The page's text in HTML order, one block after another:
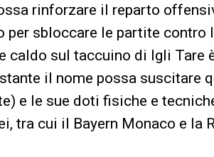
rinforzare il reparto
per sbloccare le partite contro
caldo sul taccuino di Igli Tare
il nome possa suscitare
e le sue doti fisiche e
tra cui il Bayern Monaco e la